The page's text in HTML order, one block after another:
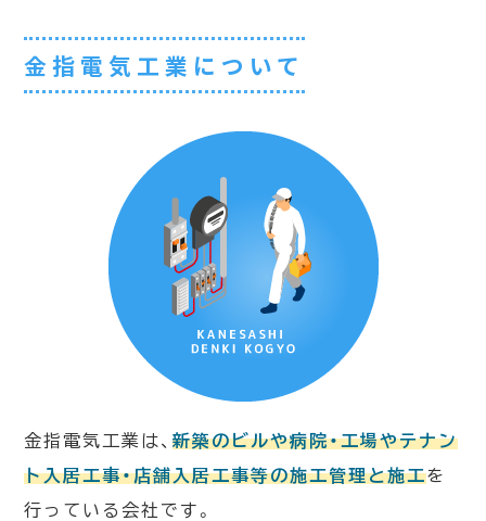
金指電気工業について
金指電気工業は、新築のビルや病院・工場やテナン
ト入居工事・店舗入居工事等の施工管理と施工を
行っている会社です。